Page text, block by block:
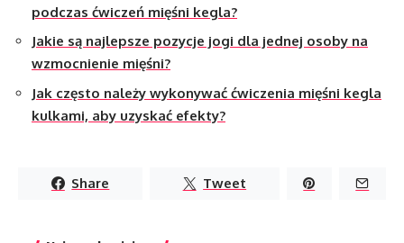
podczas ćwiczeń mięśni kegla?
Jakie są najlepsze pozycje jogi dla jednej osoby na
wzmocnienie mięśni?
Jak często należy wykonywać ćwiczenia mięśni kegla
kulkami, aby uzyskać efekty?
Share Tweet